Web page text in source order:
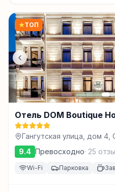
★ТОП
Отель DOM Boutique
Гангутская улица, дом 4,
9.4 Превосходно· 25
Wi-Fi Парковка